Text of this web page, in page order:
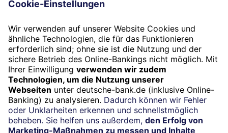
Termin
Beratung vereinbaren